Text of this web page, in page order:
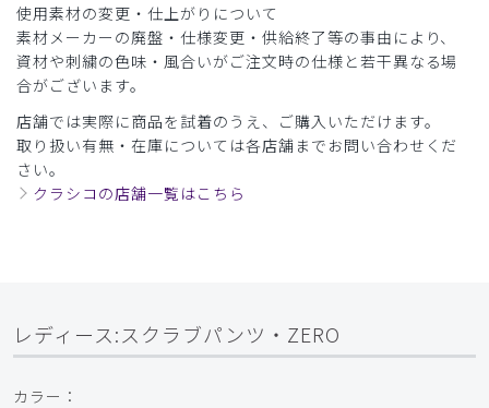
使用素材の変更・仕上がりについて
素材メーカーの廃盤・仕様変更・供給終了等の事由により、
資材や刺繍の色味・風合いがご注文時の仕様と若干異なる場
合がございます。
店舗では実際に商品を試着のうえ、ご購入いただけます。
取り扱い有無・在庫については各店舗までお問い合わせくだ
さい。
クラシコの店舗一覧はこちら
レディース:スクラブパンツ・ZERO
カラー：